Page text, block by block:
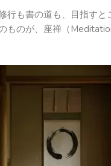
行も書の道も、目指す
ものが、座禅（